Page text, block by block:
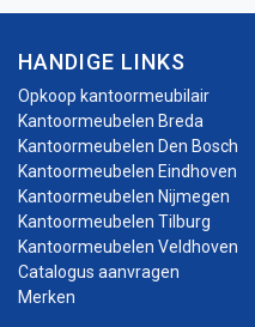
HANDIGE LINKS
Opkoop kantoormeubilair
Kantoormeubelen Breda
Kantoormeubelen Den Bosch
Kantoormeubelen Eindhoven
Kantoormeubelen Nijmegen
Kantoormeubelen Tilburg
Kantoormeubelen Veldhoven
Catalogus aanvragen
Merken